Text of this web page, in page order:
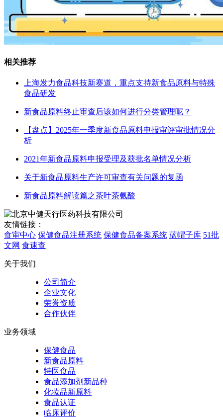
相关推荐
上海发力食品科技新赛道，重点支持新食品原料与特殊
食品研发
新食品原料终止审查后该如何进行分类管理呢？
【盘点】2025年一季度新食品原料申报审评审批情况分
析
2021年新食品原料申报受理及获批名单情况分析
关于新食品原料生产许可审查有关问题的复函
新食品原料解读篇之茶叶茶氨酸
友情链接：
食审中心 保健食品注册系统 保健食品备案系统 蓝帽子库 51批
文网 食速查
关于我们
公司简介
企业文化
荣誉资质
合作伙伴
业务领域
保健食品
新食品原料
特医食品
食品添加剂新品种
化妆品新原料
食品认证
临床评价